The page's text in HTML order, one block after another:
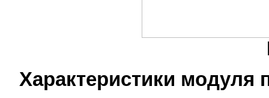
Характеристики модуля